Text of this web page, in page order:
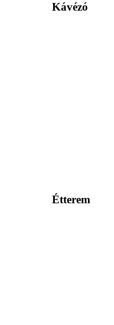
Kávézó
Étterem